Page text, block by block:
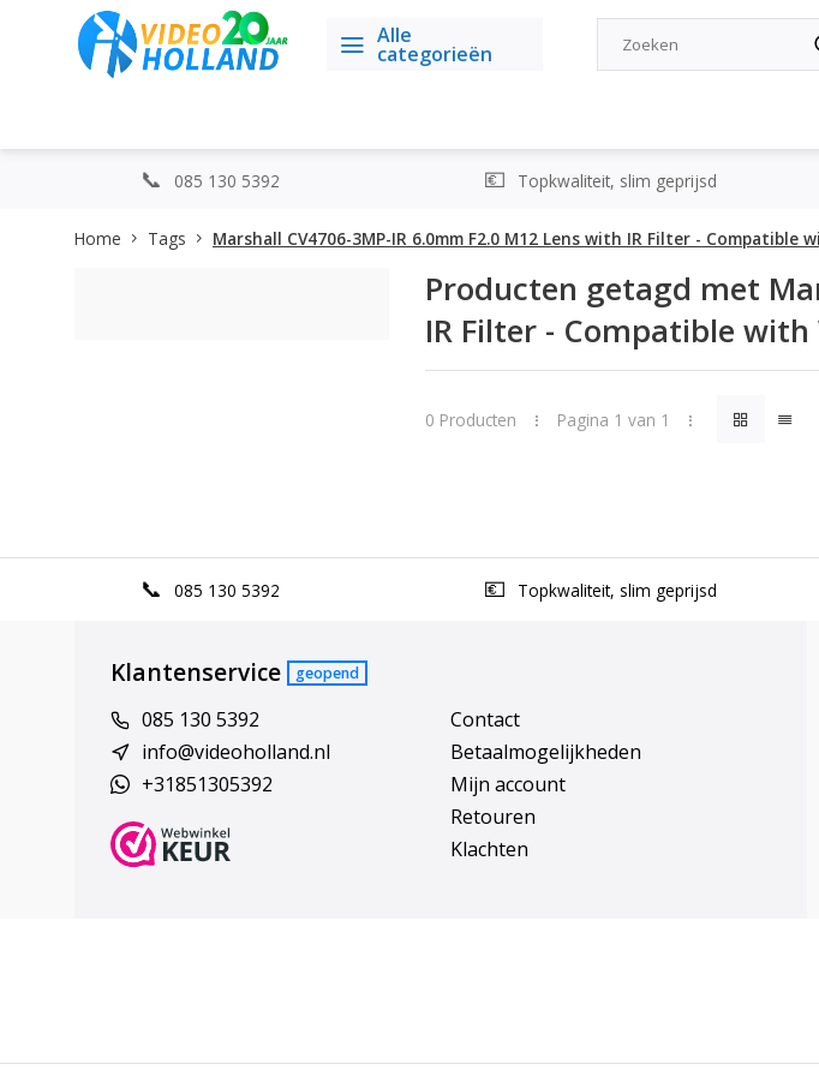
Alle
categorieën
085 130 5392 Topkwaliteit, slim geprijsd
Home Tags Marshall CV4706-3MP-IR 6.0mm F2.0 M12 Lens with IR Filter - Compatible
Producten getagd met
IR Filter - Compatible with
0 Producten Pagina 1 van 1
085 130 5392 Topkwaliteit, slim geprijsd
Klantenservice geopend
085 130 5392
info@videoholland.nl
+31851305392
Contact
Betaalmogelijkheden
Mijn account
Retouren
Klachten